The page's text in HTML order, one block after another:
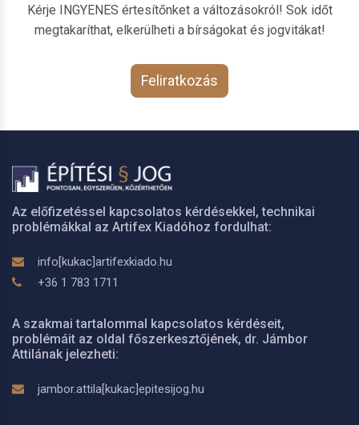
Kérje INGYENES értesítőnket a változásokról! Sok időt
megtakaríthat, elkerülheti a bírságokat és jogvitákat!
Feliratkozás
Az előfizetéssel kapcsolatos kérdésekkel, technikai
problémákkal az Artifex Kiadóhoz fordulhat:
info[kukac]artifexkiado.hu
+36 1 783 1711
A szakmai tartalommal kapcsolatos kérdéseit,
problémáit az oldal főszerkesztőjének, dr. Jámbor
Attilának jelezheti:
jambor.attila[kukac]epitesijog.hu